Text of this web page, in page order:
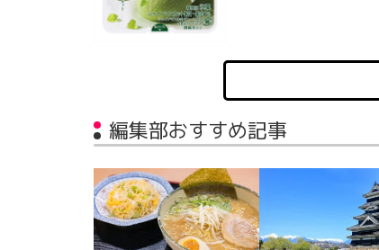
編集部おすすめ記事